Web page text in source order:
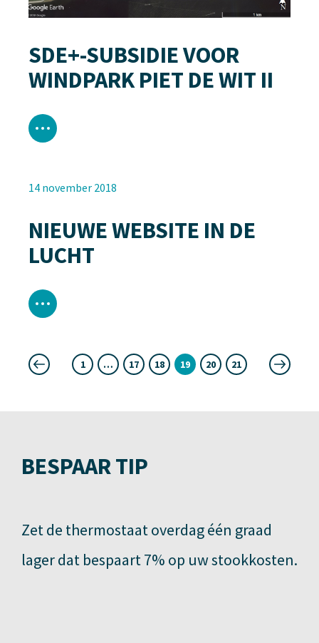
SDE+-SUBSIDIE VOOR
WINDPARK PIET DE WIT II
14 november 2018
NIEUWE WEBSITE IN DE
LUCHT
1 … 17 18 19 20 21
BESPAAR TIP
Zet de thermostaat overdag één graad
lager dat bespaart 7% op uw stookkosten.